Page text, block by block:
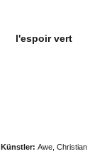
l'espoir vert
Künstler: Awe, Christian